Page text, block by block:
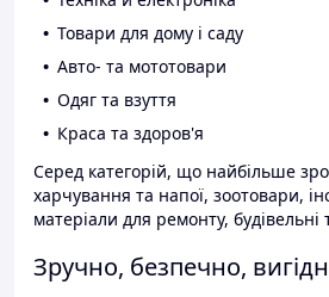
Товари для дому і саду
Авто- та мототовари
Одяг та взуття
Краса та здоров'я
Серед категорій, що найбільше
харчування та напої, зоотовари,
матеріали для ремонту, будівельні
Зручно, безпечно,